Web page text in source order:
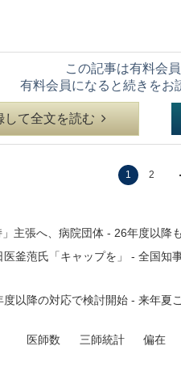
この記事は有料会員
有料会員になると続きをお
して全文を読む
1 2
主張へ、病院団体 - 26年度以降
医釜萢氏「キャップを」 - 全国知
度以降の対応で検討開始 - 来年夏
医師数 三師統計 偏在